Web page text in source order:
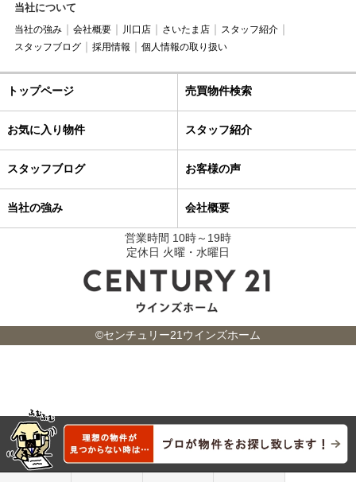
当社について
当社の強み 会社概要 川口店 さいたま店
スタッフ紹介
スタッフブログ
採用情報 個人情報の取り扱い
トップページ 売買物件検索
お気に入り物件 スタッフ紹介
スタッフブログ お客様の声
当社の強み 会社概要
営業時間 10時～19時
定休日 火曜・水曜日
©センチュリー21ウインズホーム